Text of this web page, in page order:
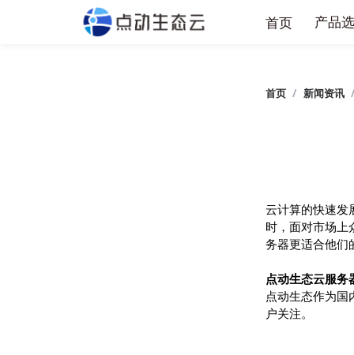
首页
首页 / 新闻
云计算的
时，面对市
点动生态云
点动生态作